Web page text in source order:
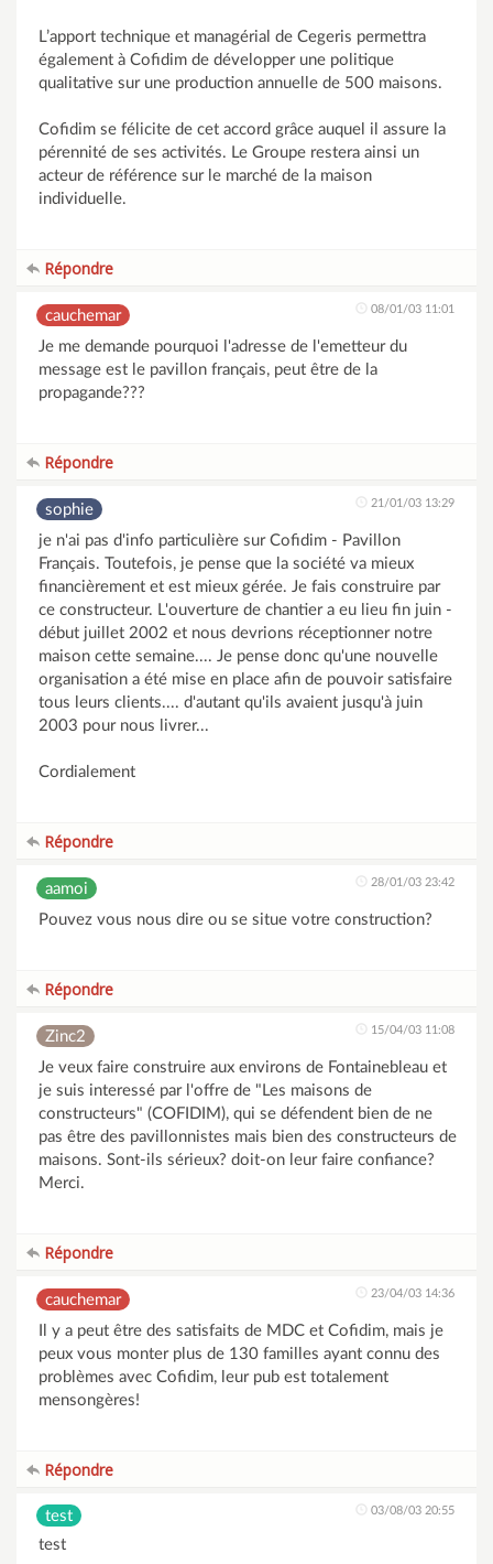
L’apport technique et managérial de Cegeris permettra
également à Cofidim de développer une politique
qualitative sur une production annuelle de 500 maisons.
Cofidim se félicite de cet accord grâce auquel il assure la
pérennité de ses activités. Le Groupe restera ainsi un
acteur de référence sur le marché de la maison
individuelle.
Répondre
cauchemar 08/01/03 11:01
Je me demande pourquoi l'adresse de l'emetteur du
message est le pavillon français, peut être de la
propagande???
Répondre
sophie 21/01/03 13:29
je n'ai pas d'info particulière sur Cofidim - Pavillon
Français. Toutefois, je pense que la société va mieux
financièrement et est mieux gérée. Je fais construire par
ce constructeur. L'ouverture de chantier a eu lieu fin juin -
début juillet 2002 et nous devrions réceptionner notre
maison cette semaine.... Je pense donc qu'une nouvelle
organisation a été mise en place afin de pouvoir satisfaire
tous leurs clients.... d'autant qu'ils avaient jusqu'à juin
2003 pour nous livrer...
Cordialement
Répondre
aamoi 28/01/03 23:42
Pouvez vous nous dire ou se situe votre construction?
Répondre
Zinc2 15/04/03 11:08
Je veux faire construire aux environs de Fontainebleau et
je suis interessé par l'offre de "Les maisons de
constructeurs" (COFIDIM), qui se défendent bien de ne
pas être des pavillonnistes mais bien des constructeurs de
maisons. Sont-ils sérieux? doit-on leur faire confiance?
Merci.
Répondre
cauchemar 23/04/03 14:36
Il y a peut être des satisfaits de MDC et Cofidim, mais je
peux vous monter plus de 130 familles ayant connu des
problèmes avec Cofidim, leur pub est totalement
mensongères!
Répondre
test 03/08/03 20:55
test